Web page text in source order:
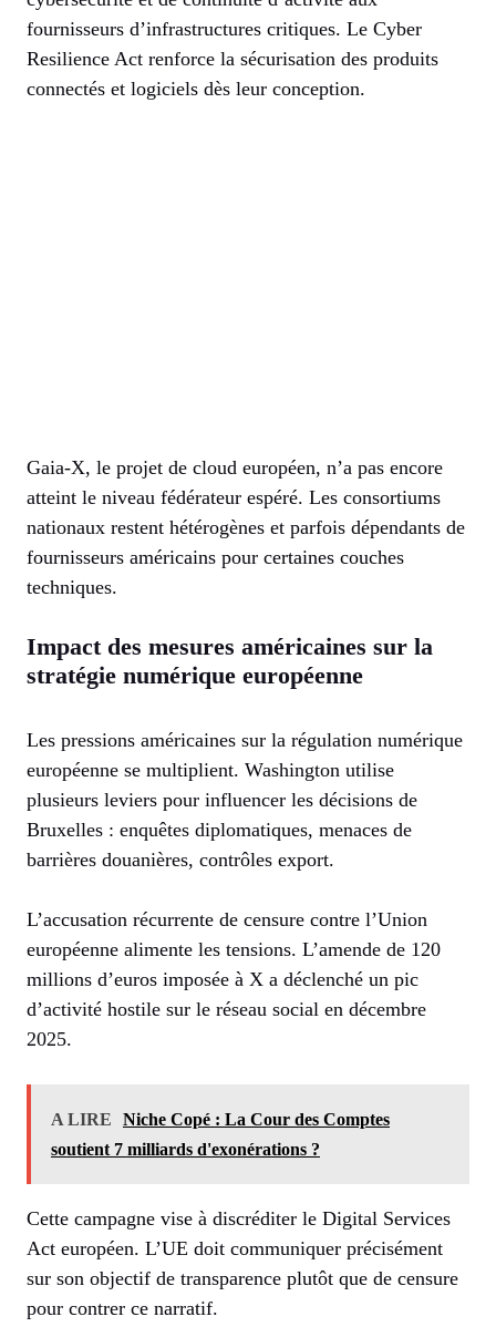
fournisseurs d’infrastructures critiques. Le Cyber
Resilience Act renforce la sécurisation des produits
connectés et logiciels dès leur conception.
Gaia-X, le projet de cloud européen, n’a pas encore
atteint le niveau fédérateur espéré. Les consortiums
nationaux restent hétérogènes et parfois dépendants de
fournisseurs américains pour certaines couches
techniques.
Impact des mesures américaines sur la
stratégie numérique européenne
Les pressions américaines sur la régulation numérique
européenne se multiplient. Washington utilise
plusieurs leviers pour influencer les décisions de
Bruxelles : enquêtes diplomatiques, menaces de
barrières douanières, contrôles export.
L’accusation récurrente de censure contre l’Union
européenne alimente les tensions. L’amende de 120
millions d’euros imposée à X a déclenché un pic
d’activité hostile sur le réseau social en décembre
2025.
A LIRE
Niche Copé : La Cour des Comptes
soutient 7 milliards d'exonérations ?
Cette campagne vise à discréditer le Digital Services
Act européen. L’UE doit communiquer précisément
sur son objectif de transparence plutôt que de censure
pour contrer ce narratif.